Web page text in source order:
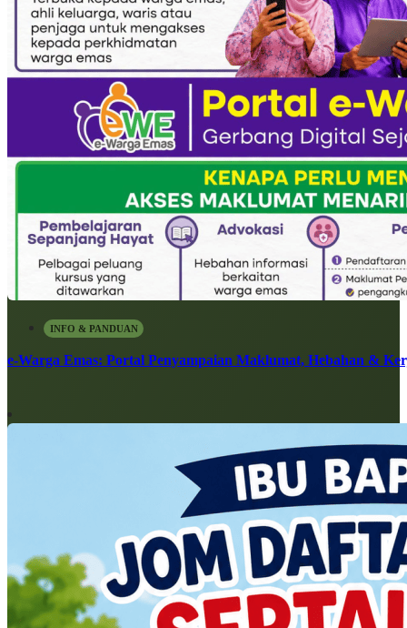
INFO & PANDUAN
e-Warga Emas: Portal Penyampaian Maklumat, Hebahan &